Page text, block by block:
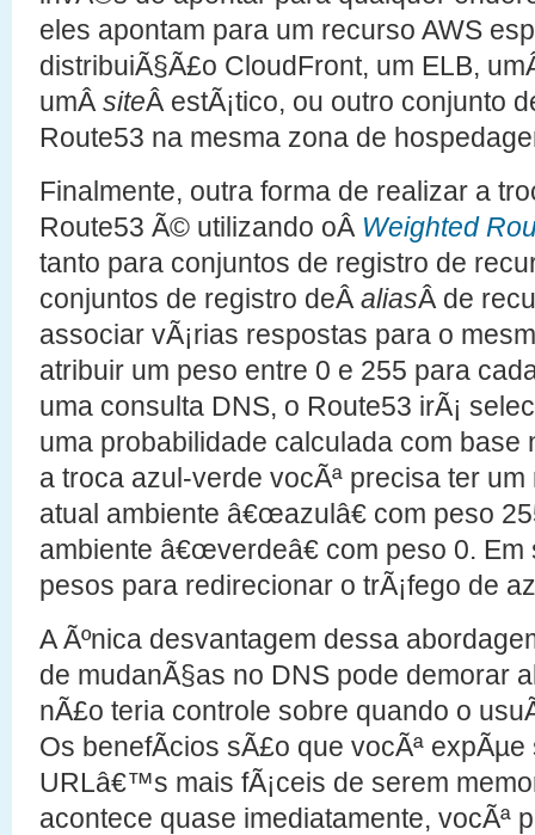
eles apontam para um recurso AWS
distribuiÃ§Ã£o CloudFront, um ELB,
umÂ siteÂ estÃ¡tico, ou outro conjunto
Route53 na mesma zona de
Finalmente, outra forma de realizar a
Route53 Ã© utilizando oÂ Weighted
tanto para conjuntos de registro de
conjuntos de registro deÂ aliasÂ de
associar vÃ¡rias respostas para o
atribuir um peso entre 0 e 255 para
uma consulta DNS, o Route53 irÃ¡
uma probabilidade calculada com
a troca azul-verde vocÃª precisa ter
atual ambiente â€œazulâ€ com peso
ambiente â€œverdeâ€ com peso 0.
pesos para redirecionar o trÃ¡fego de
A Ãºnica desvantagem dessa
de mudanÃ§as no DNS pode demorar
nÃ£o teria controle sobre quando o
Os benefÃ­cios sÃ£o que vocÃª expÃµe
URLâ€™s mais fÃ¡ceis de serem
acontece quase imediatamente, vocÃª